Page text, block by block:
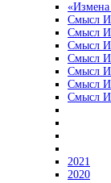
«Измена
Смысл
Смысл
Смысл
Смысл
Смысл
Смысл
Смысл
2021
2020